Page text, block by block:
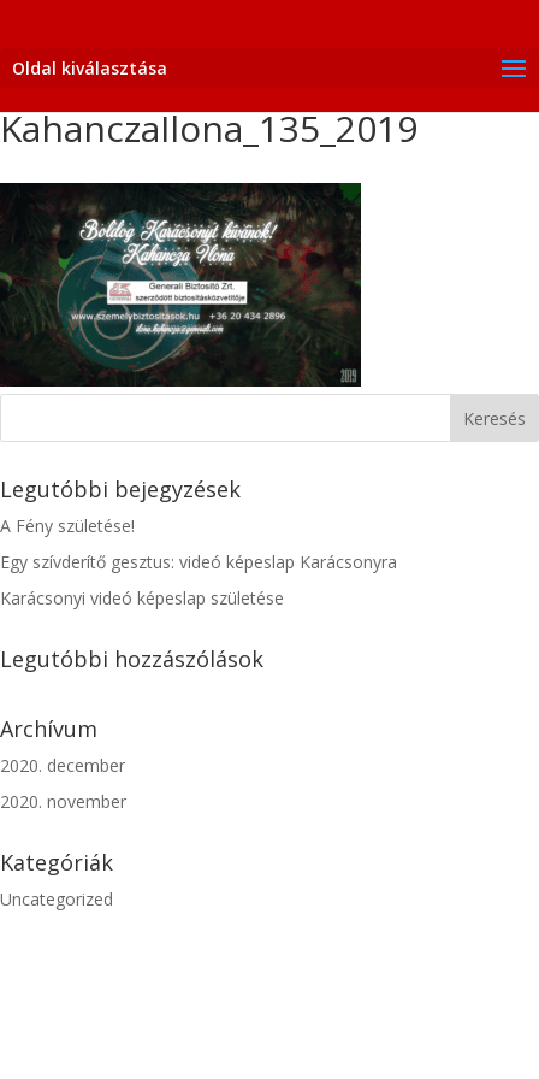
Oldal kiválasztása
KahanczaIlona_135_2019
Legutóbbi bejegyzések
A Fény születése!
Egy szívderítő gesztus: videó képeslap Karácsonyra
Karácsonyi videó képeslap születése
Legutóbbi hozzászólások
Archívum
2020. december
2020. november
Kategóriák
Uncategorized